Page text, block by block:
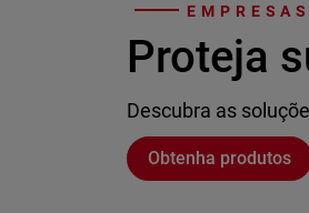
EMPRESAS
Proteja
Descubra as
Obtenha produtos